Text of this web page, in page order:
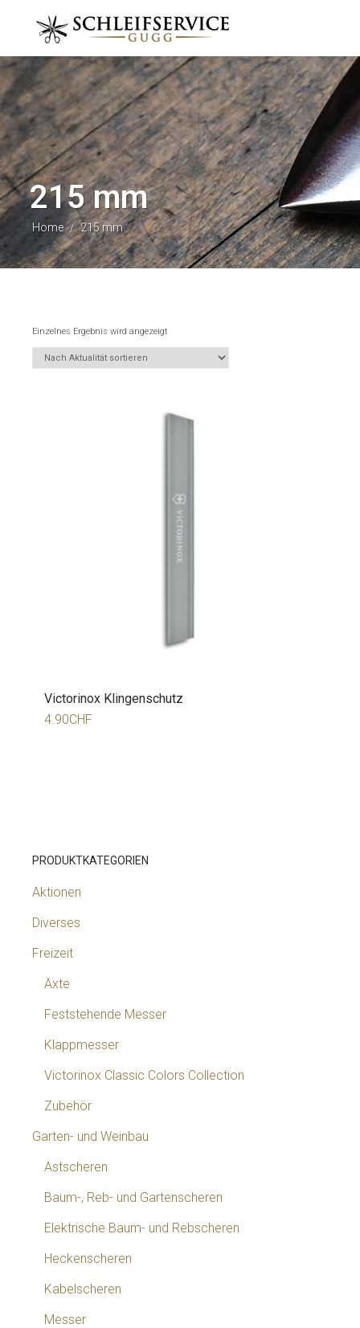
215 mm
Home / 215 mm
Einzelnes Ergebnis wird angezeigt
Victorinox Klingenschutz
4.90CHF
PRODUKTKATEGORIEN
Aktionen
Diverses
Freizeit
Äxte
Feststehende Messer
Klappmesser
Victorinox Classic Colors Collection
Zubehör
Garten- und Weinbau
Astscheren
Baum-, Reb- und Gartenscheren
Elektrische Baum- und Rebscheren
Heckenscheren
Kabelscheren
Messer